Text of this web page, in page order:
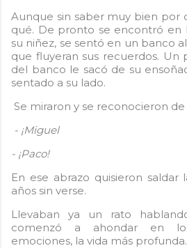
Aunque sin saber muy bien por
qué. De pronto se encontró en
su niñez, se sentó en un banco
que fluyeran sus recuerdos.
del banco le sacó de su
sentado a su lado.
Se miraron y se reconocieron
- ¡Miguel
- ¡Paco!
En ese abrazo quisieron saldar
años sin verse.
Llevaban ya un rato
comenzó a ahondar en
emociones, la vida más profunda.